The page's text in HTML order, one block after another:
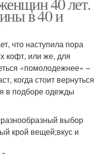
в 40 и
что наступила пора
кофт, или же, для
«помолодежнее» –
когда стоит вернуться
в подборе одежды
выбор
крой вещей;вкус и